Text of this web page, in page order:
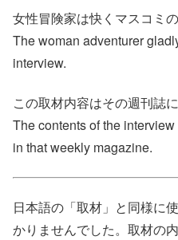
女性冒険家は快くマスコミ
The woman adventurer
interview.
この取材内容はその週刊誌
The contents of the
in that weekly magazine.
日本語の「取材」と同様に
かりませんでした。取材の